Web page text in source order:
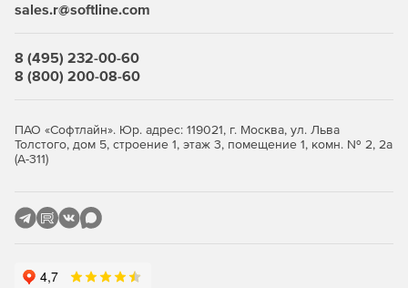
sales.r@softline.com
8 (495) 232-00-60
8 (800) 200-08-60
ПАО «Софтлайн». Юр. адрес: 119021, г. Москва, ул. Льва
Толстого, дом 5, строение 1, этаж 3, помещение 1, комн. № 2, 2а
(А-311)